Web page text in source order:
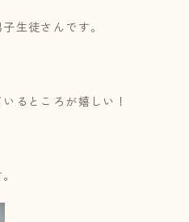
生徒さんです。
るところが嬉しい！